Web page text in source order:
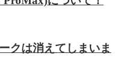
クは消えてしまいま